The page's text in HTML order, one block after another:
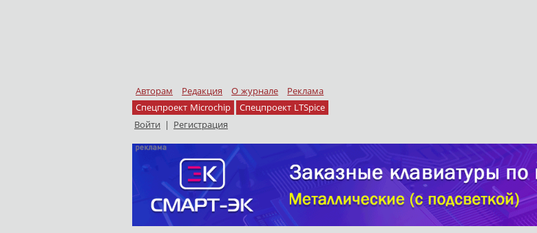
Авторам Редакция О журнале
Реклама
Спецпроект Microchip
Спецпроект LTSpice
Войти | Регистрация